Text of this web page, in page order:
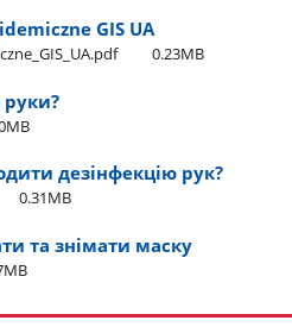
GIS UA
0.23MB
дезінфекцію рук?
0.31MB
та знімати маску